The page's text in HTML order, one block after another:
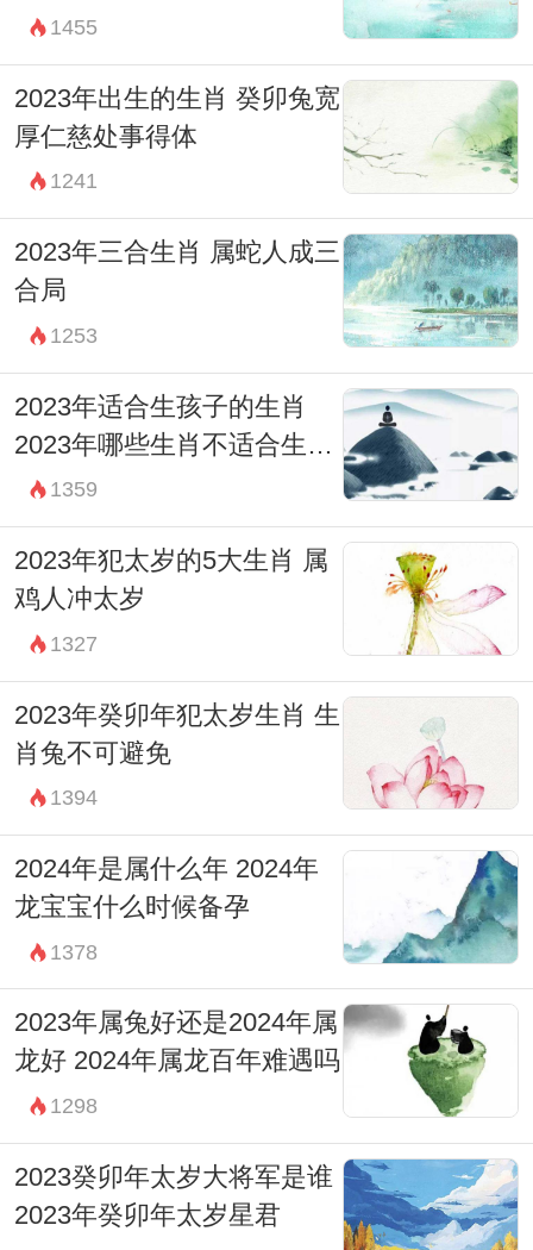
1455
2023年出生的生肖 癸卯兔宽
厚仁慈处事得体
1241
2023年三合生肖 属蛇人成三
合局
1253
2023年适合生孩子的生肖
2023年哪些生肖不适合生孩
子 1359
2023年犯太岁的5大生肖 属
鸡人冲太岁
1327
2023年癸卯年犯太岁生肖 生
肖兔不可避免
1394
2024年是属什么年 2024年
龙宝宝什么时候备孕
1378
2023年属兔好还是2024年属
龙好 2024年属龙百年难遇吗
1298
2023癸卯年太岁大将军是谁
2023年癸卯年太岁星君